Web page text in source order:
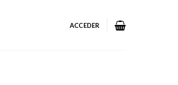
ACCEDER